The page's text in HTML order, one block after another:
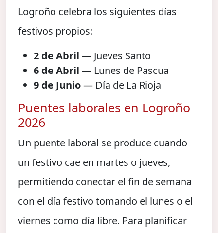
Logroño celebra los siguientes días
festivos propios:
2 de Abril — Jueves Santo
6 de Abril — Lunes de Pascua
9 de Junio— Día de La Rioja
Puentes laborales en Logroño
2026
Un puente laboral se produce cuando
un festivo cae en martes o jueves,
permitiendo conectar el fin de semana
con el día festivo tomando el lunes o el
viernes como día libre. Para planificar